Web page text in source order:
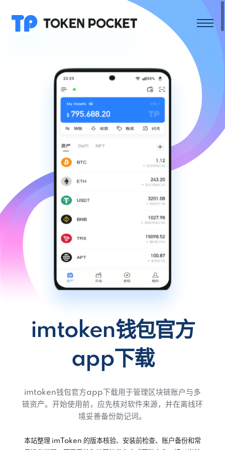
imtoken钱包官方
app下载
imtoken钱包官方app下载用于管理区块链账户与多
链资产。开始使用前，应先核对软件来源，并在离线环
境妥善备份助记词。
本站整理 imToken 的版本核验、安装前检查、账户备份和常